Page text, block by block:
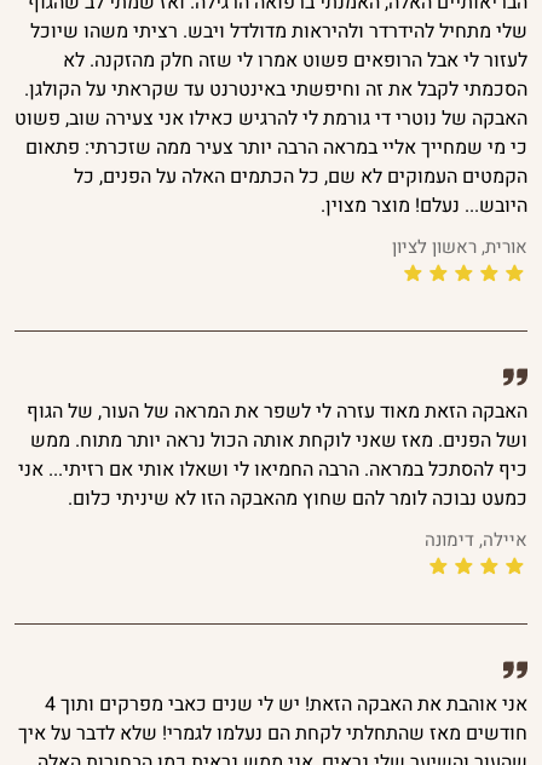
שלי מתחיל להידרדר ולהיראות מדולדל ויבש. רציתי משהו שיוכל
לעזור לי אבל הרופאים פשוט אמרו לי שזה חלק מהזקנה. לא
הסכמתי לקבל את זה וחיפשתי באינטרנט עד שקראתי על הקולגן.
האבקה של נוטרי די גורמת לי להרגיש כאילו אני צעירה שוב, פשוט
כי מי שמחייך אליי במראה הרבה יותר צעיר ממה שזכרתי: פתאום
הקמטים העמוקים לא שם, כל הכתמים האלה על הפנים, כל
היובש... נעלם! מוצר מצוין.
אורית, ראשון לציון
האבקה הזאת מאוד עזרה לי לשפר את המראה של העור, של הגוף
ושל הפנים. מאז שאני לוקחת אותה הכול נראה יותר מתוח. ממש
כיף להסתכל במראה. הרבה החמיאו לי ושאלו אותי אם רזיתי... אני
כמעט נבוכה לומר להם שחוץ מהאבקה הזו לא שיניתי כלום.
איילה, דימונה
אני אוהבת את האבקה הזאת! יש לי שנים כאבי מפרקים ותוך 4
חודשים מאז שהתחלתי לקחת הם נעלמו לגמרי! שלא לדבר על איך